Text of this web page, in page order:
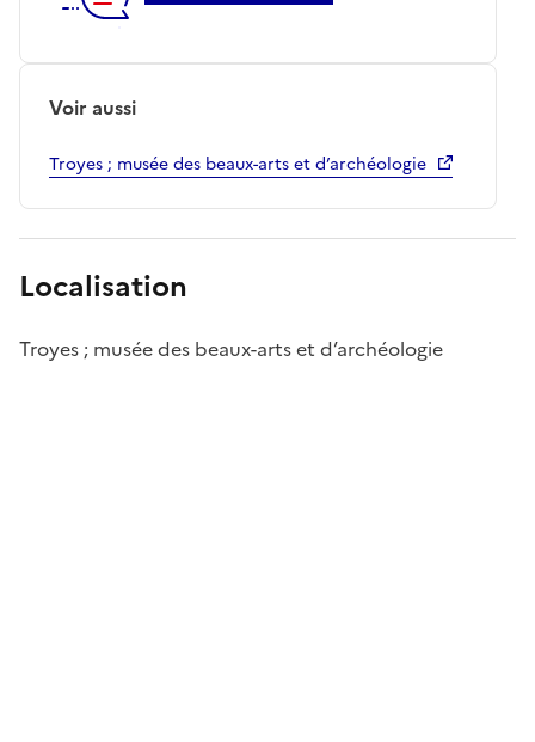
Voir aussi
Troyes ; musée des beaux-arts et d’archéologie
Localisation
Troyes ; musée des beaux-arts et d’archéologie